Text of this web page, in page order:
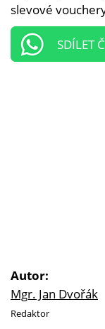
slevové
SDÍLET
Autor:
Mgr. Jan Dvořák
Redaktor